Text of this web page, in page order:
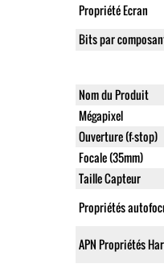
Propriété Ecran
Bits par
Nom du Produit
Mégapixel
Ouverture (f-stop)
Focale (35mm)
Taille Capteur
Propriétés
APN Propriétés